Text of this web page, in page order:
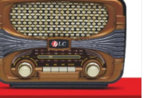
الكترونيات
المنزل
العناية الشخصية